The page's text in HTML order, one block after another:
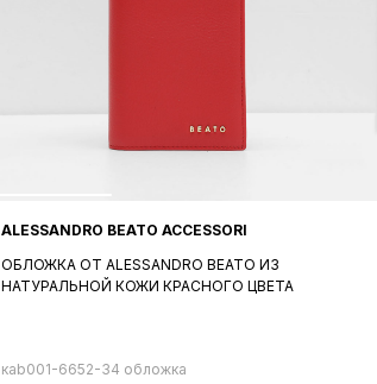
ALESSANDRO BEATO ACCESSORI
ОБЛОЖКА ОТ ALESSANDRO BEATO ИЗ
НАТУРАЛЬНОЙ КОЖИ КРАСНОГО ЦВЕТА
кab001-6652-34 обложка